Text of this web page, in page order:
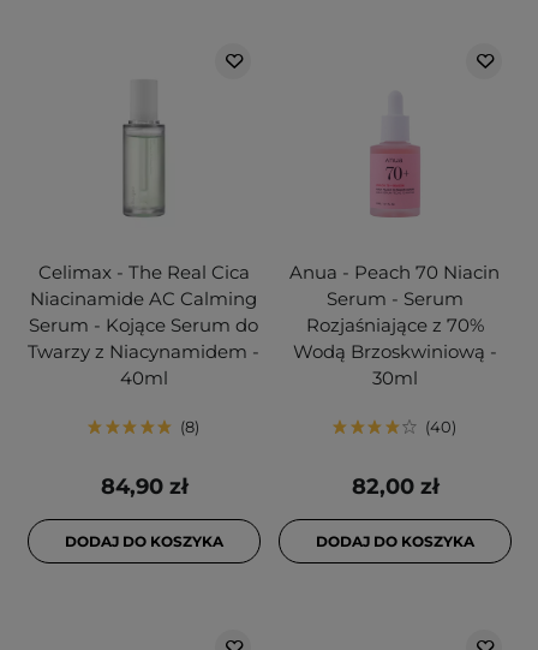
Celimax - The Real Cica
Niacinamide AC Calming
Serum - Kojące Serum do
Twarzy z Niacynamidem -
40ml
8
84,90 zł
DODAJ DO KOSZYKA
Anua - Peach 70 Niacin
Serum - Serum
Rozjaśniające z 70%
Wodą Brzoskwiniową -
30ml
40
82,00 zł
DODAJ DO KOSZYKA